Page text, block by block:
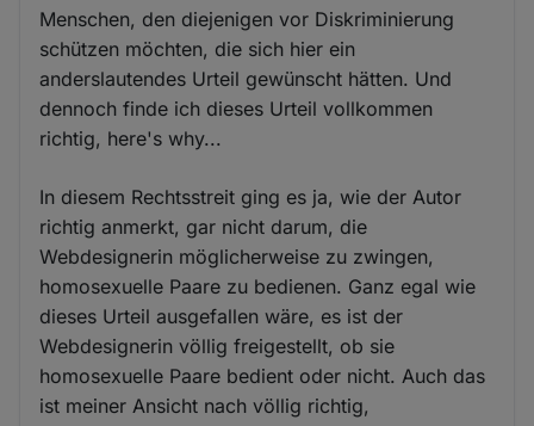
Menschen, den diejenigen vor Diskriminierung
schützen möchten, die sich hier ein
anderslautendes Urteil gewünscht hätten. Und
dennoch finde ich dieses Urteil vollkommen
richtig, here's why...
In diesem Rechtsstreit ging es ja, wie der Autor
richtig anmerkt, gar nicht darum, die
Webdesignerin möglicherweise zu zwingen,
homosexuelle Paare zu bedienen. Ganz egal wie
dieses Urteil ausgefallen wäre, es ist der
Webdesignerin völlig freigestellt, ob sie
homosexuelle Paare bedient oder nicht. Auch das
ist meiner Ansicht nach völlig richtig,
Cookies